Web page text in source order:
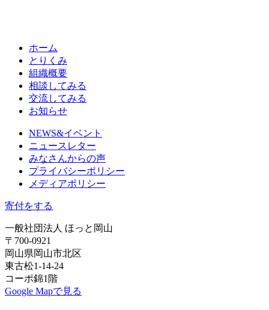
ホーム
とりくみ
組織概要
相談してみる
交流してみる
お知らせ
NEWS&イベント
ニュースレター
みなさんからの声
プライバシーポリシー
メディアポリシー
寄付をする
一般社団法人 ほっと岡山
〒700-0921
岡山県岡山市北区
東古松1-14-24
コーポ錦1階
Google Mapで見る